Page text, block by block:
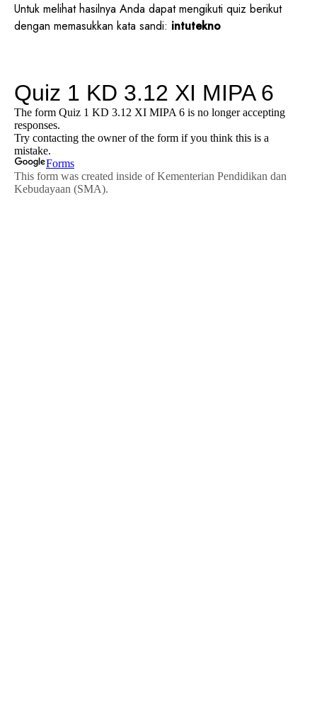
Untuk melihat hasilnya Anda dapat mengikuti quiz berikut
dengan memasukkan kata sandi: intutekno